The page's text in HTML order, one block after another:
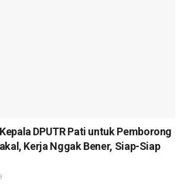
DPUTR Pati untuk Pemborong
Kerja Nggak Bener, Siap-Siap